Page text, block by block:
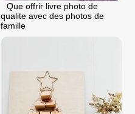
Que offrir livre photo de
qualite avec des photos de
famille